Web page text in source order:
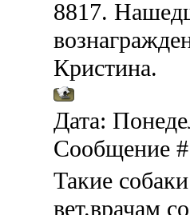
8817.
Кристина.
Дата:
Сообщение
Такие
вет.врачам